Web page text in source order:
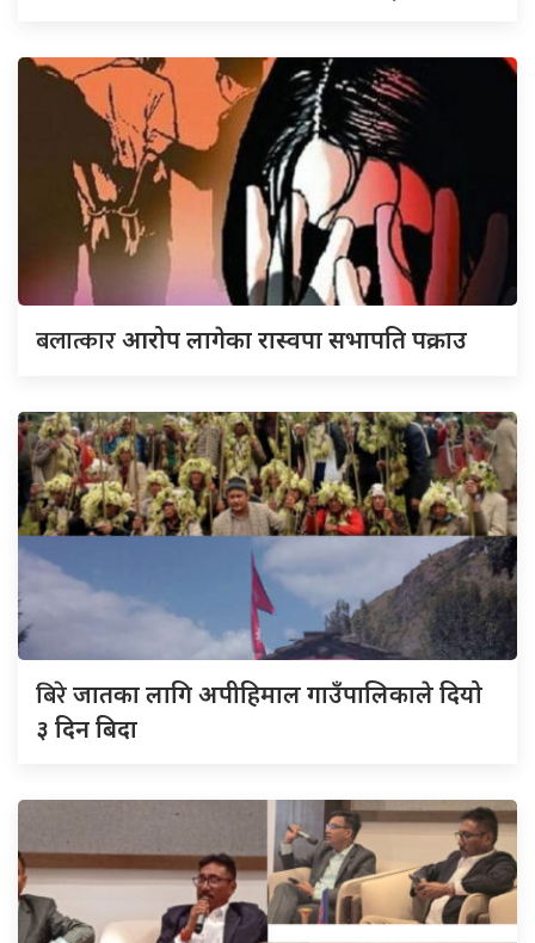
बलात्कारआरोप लागेका रास्वपा सभापति पक्राउ
बिरेजातका लागि अपीहिमाल गाउँपालिकाले दियो
३ दिन बिदा